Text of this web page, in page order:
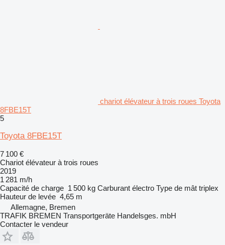
chariot élévateur à trois roues Toyota
8FBE15T
5
Toyota 8FBE15T
7 100 €
Chariot élévateur à trois roues
2019
1 281 m/h
Capacité de charge 1 500 kg Carburant électro Type de mât triplex
Hauteur de levée 4,65 m
Allemagne, Bremen
TRAFIK BREMEN Transportgeräte Handelsges. mbH
Contacter le vendeur